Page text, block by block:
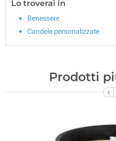
Lo troverai in
Benessere
Candele personalizzate
Prodotti